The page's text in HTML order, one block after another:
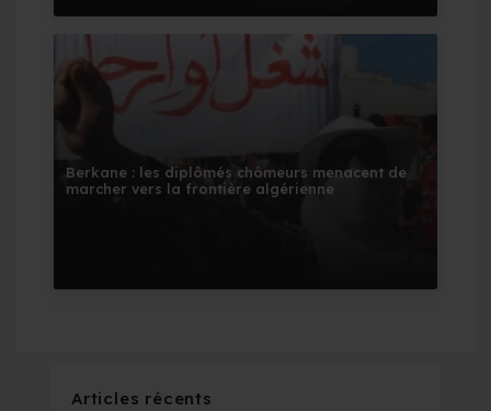
Berkane : les diplômés chômeurs menacent de
marcher vers la frontière algérienne
Articles récents